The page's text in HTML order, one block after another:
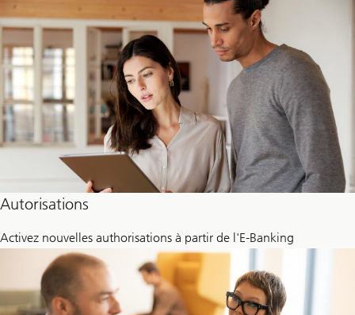
Autorisations
Activez nouvelles authorisations à partir de l'E-Banking